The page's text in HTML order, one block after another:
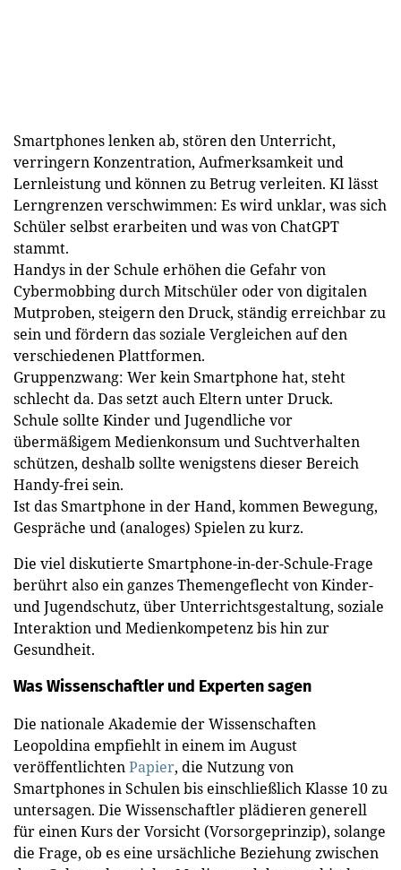
Smartphones lenken ab, stören den Unterricht,
verringern Konzentration, Aufmerksamkeit und
Lernleistung und können zu Betrug verleiten. KI lässt
Lerngrenzen verschwimmen: Es wird unklar, was sich
Schüler selbst erarbeiten und was von ChatGPT
stammt.
Handys in der Schule erhöhen die Gefahr von
Cybermobbing durch Mitschüler oder von digitalen
Mutproben, steigern den Druck, ständig erreichbar zu
sein und fördern das soziale Vergleichen auf den
verschiedenen Plattformen.
Gruppenzwang: Wer kein Smartphone hat, steht
schlecht da. Das setzt auch Eltern unter Druck.
Schule sollte Kinder und Jugendliche vor
übermäßigem Medienkonsum und Suchtverhalten
schützen, deshalb sollte wenigstens dieser Bereich
Handy-frei sein.
Ist das Smartphone in der Hand, kommen Bewegung,
Gespräche und (analoges) Spielen zu kurz.
Die viel diskutierte Smartphone-in-der-Schule-Frage
berührt also ein ganzes Themengeflecht von Kinder-
und Jugendschutz, über Unterrichtsgestaltung, soziale
Interaktion und Medienkompetenz bis hin zur
Gesundheit.
Was Wissenschaftler und Experten sagen
Die nationale Akademie der Wissenschaften
Leopoldina empfiehlt in einem im August
veröffentlichtenPapier, die Nutzung von
Smartphones in Schulen bis einschließlich Klasse 10 zu
untersagen. Die Wissenschaftler plädieren generell
für einen Kurs der Vorsicht (Vorsorgeprinzip), solange
die Frage, ob es eine ursächliche Beziehung zwischen